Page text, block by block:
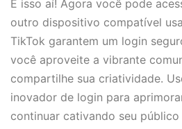
É isso aí! Agora você pode
outro dispositivo compatível
TikTok garantem um login
você aproveite a vibrante
compartilhe sua criatividade.
inovador de login para
continuar cativando seu